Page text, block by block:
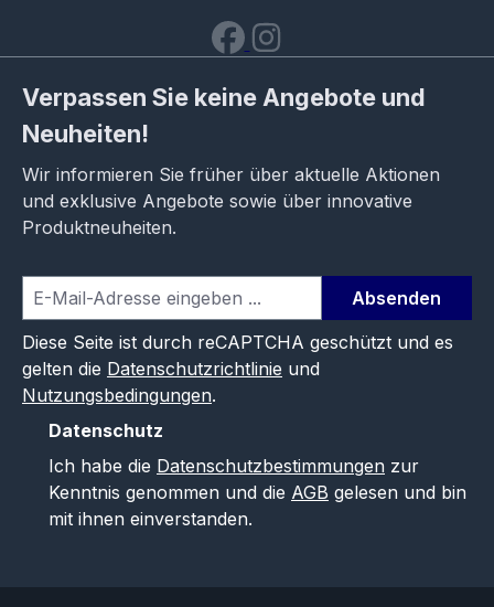
Verpassen Sie keine Angebote und
Neuheiten!
Wir informieren Sie früher über aktuelle Aktionen
und exklusive Angebote sowie über innovative
Produktneuheiten.
Absenden
Diese Seite ist durch reCAPTCHA geschützt und es
gelten die Datenschutzrichtlinie und
Nutzungsbedingungen.
Datenschutz
Ich habe die Datenschutzbestimmungen zur
Kenntnis genommen und die AGB gelesen und bin
mit ihnen einverstanden.